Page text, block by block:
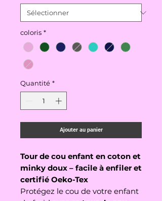
coloris *
Quantité *
Ajouter au panier
Tour de cou enfant en coton et
minky doux – facile à enfiler et
certifié Oeko-Tex
Protégez le cou de votre enfant